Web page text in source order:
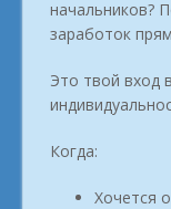
начальников?
заработок
Это твой вход
Когда:
Хочется